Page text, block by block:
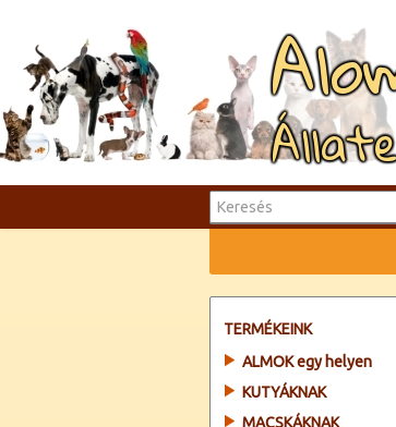
TERMÉKEINK
ALMOK egy helyen
KUTYÁKNAK
MACSKÁKNAK